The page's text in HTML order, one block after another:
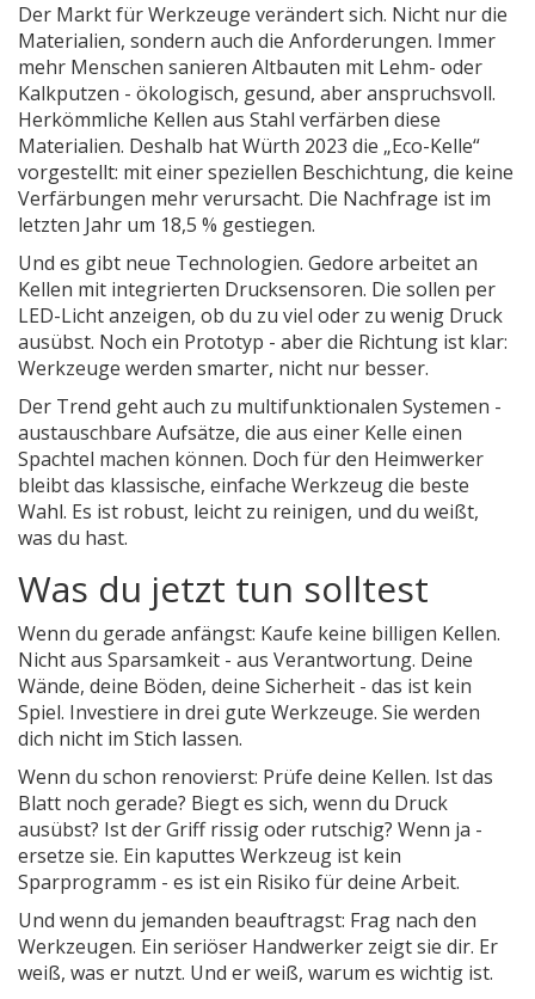
Der Markt für Werkzeuge verändert sich. Nicht nur die
Materialien, sondern auch die Anforderungen. Immer
mehr Menschen sanieren Altbauten mit Lehm- oder
Kalkputzen - ökologisch, gesund, aber anspruchsvoll.
Herkömmliche Kellen aus Stahl verfärben diese
Materialien. Deshalb hat Würth 2023 die „Eco-Kelle“
vorgestellt: mit einer speziellen Beschichtung, die keine
Verfärbungen mehr verursacht. Die Nachfrage ist im
letzten Jahr um 18,5 % gestiegen.
Und es gibt neue Technologien. Gedore arbeitet an
Kellen mit integrierten Drucksensoren. Die sollen per
LED-Licht anzeigen, ob du zu viel oder zu wenig Druck
ausübst. Noch ein Prototyp - aber die Richtung ist klar:
Werkzeuge werden smarter, nicht nur besser.
Der Trend geht auch zu multifunktionalen Systemen -
austauschbare Aufsätze, die aus einer Kelle einen
Spachtel machen können. Doch für den Heimwerker
bleibt das klassische, einfache Werkzeug die beste
Wahl. Es ist robust, leicht zu reinigen, und du weißt,
was du hast.
Was du jetzt tun solltest
Wenn du gerade anfängst: Kaufe keine billigen Kellen.
Nicht aus Sparsamkeit - aus Verantwortung. Deine
Wände, deine Böden, deine Sicherheit - das ist kein
Spiel. Investiere in drei gute Werkzeuge. Sie werden
dich nicht im Stich lassen.
Wenn du schon renovierst: Prüfe deine Kellen. Ist das
Blatt noch gerade? Biegt es sich, wenn du Druck
ausübst? Ist der Griff rissig oder rutschig? Wenn ja -
ersetze sie. Ein kaputtes Werkzeug ist kein
Sparprogramm - es ist ein Risiko für deine Arbeit.
Und wenn du jemanden beauftragst: Frag nach den
Werkzeugen. Ein seriöser Handwerker zeigt sie dir. Er
weiß, was er nutzt. Und er weiß, warum es wichtig ist.